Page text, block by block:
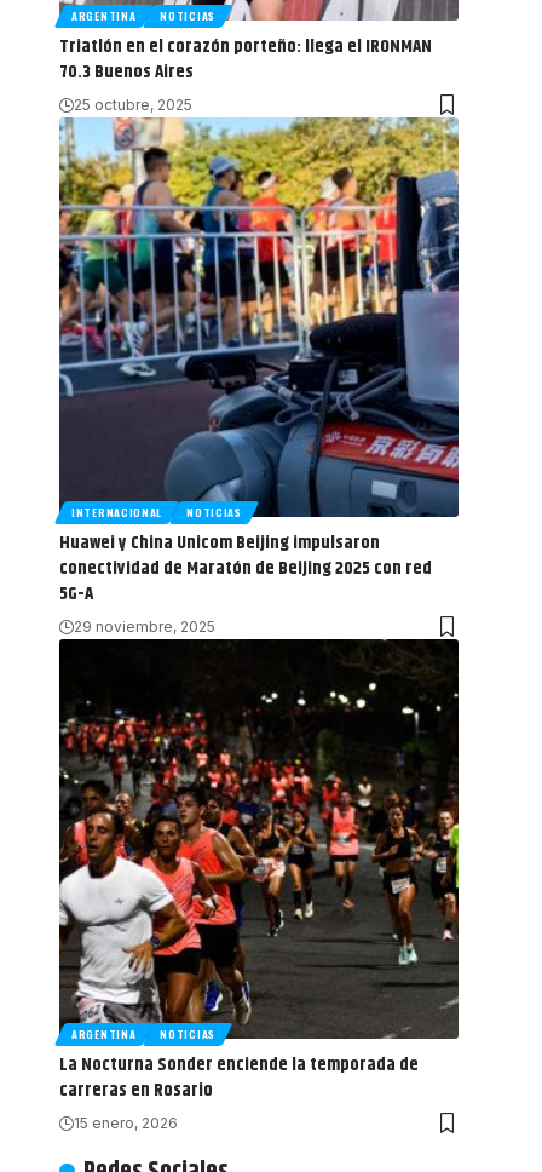
ARGENTINA NOTICIAS
Triatlón en el corazón porteño: llega el IRONMAN
70.3 Buenos Aires
25 octubre, 2025
INTERNACIONAL NOTICIAS
Huawei y China Unicom Beijing impulsaron
conectividad de Maratón de Beijing 2025 con red
5G-A
29 noviembre, 2025
ARGENTINA NOTICIAS
La Nocturna Sonder enciende la temporada de
carreras en Rosario
15 enero, 2026